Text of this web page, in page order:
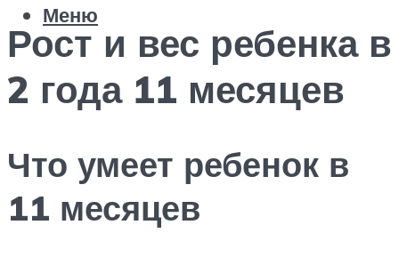
Меню
Рост и вес ребенка в
2 года 11 месяцев
Что умеет ребенок в
11 месяцев